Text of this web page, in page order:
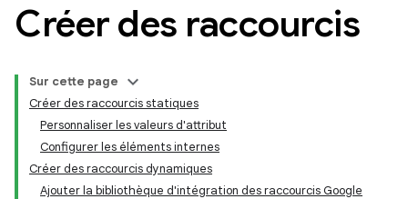
Créer des raccourcis
Sur cette page
Créer des raccourcis statiques
Personnaliser les valeurs d'attribut
Configurer les éléments internes
Créer des raccourcis dynamiques
Ajouter la bibliothèque d'intégration des raccourcis Google